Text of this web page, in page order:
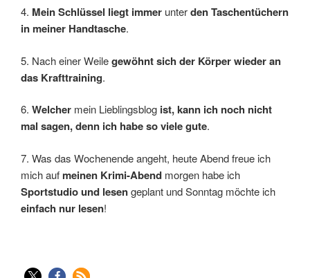
4. Mein Schlüssel liegt immer unterden Taschentüchern
in meiner Handtasche.
5. Nach einer Weilegewöhnt sich der Körper wieder an
das Krafttraining.
6. Welcher mein Lieblingsblog ist, kann ich noch nicht
mal sagen, denn ich habe so viele gute.
7. Was das Wochenende angeht, heute Abend freue ich
mich auf meinen Krimi-Abend morgen habe ich
Sportstudio und lesengeplant und Sonntag möchte ich
einfach nur lesen!